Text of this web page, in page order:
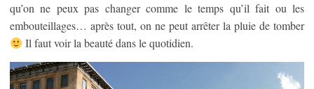
qu’on ne peux pas changer comme le temps qu’il fait ou les
embouteillages… après tout, on ne peut arrêter la pluie de tomber
Il faut voir la beauté dans le quotidien.